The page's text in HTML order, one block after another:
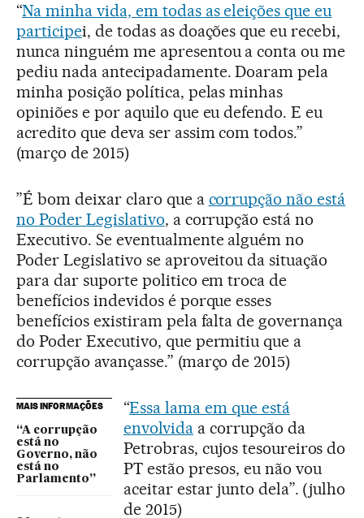
“Na minha vida, em todas as eleições que eu
participei, de todas as doações que eu recebi,
nunca ninguém me apresentou a conta ou me
pediu nada antecipadamente. Doaram pela
minha posição política, pelas minhas
opiniões e por aquilo que eu defendo. E eu
acredito que deva ser assim com todos.”
(março de 2015)
”É bom deixar claro que a corrupção não está
no Poder Legislativo, a corrupção está no
Executivo. Se eventualmente alguém no
Poder Legislativo se aproveitou da situação
para dar suporte politico em troca de
benefícios indevidos é porque esses
benefícios existiram pela falta de governança
do Poder Executivo, que permitiu que a
corrupção avançasse.” (março de 2015)
MAIS INFORMAÇÕES
“A corrupção
está no
Governo, não
está no
Parlamento”
“Essa lama em que está
envolvidaa corrupção da
Petrobras, cujos tesoureiros do
PT estão presos, eu não vou
aceitar estar junto dela”. (julho
de 2015)